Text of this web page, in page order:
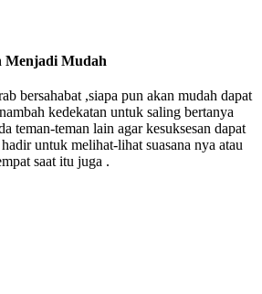
Menjadi Mudah
bersahabat ,siapa pun akan mudah dapat
kedekatan untuk saling bertanya
teman-teman lain agar kesuksesan dapat
untuk melihat-lihat suasana nya atau
saat itu juga .